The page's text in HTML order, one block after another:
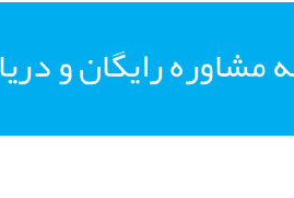
مشاوره رایگان و